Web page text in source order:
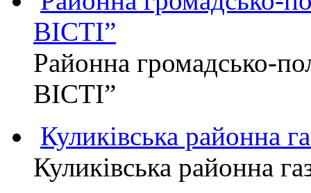
ВІСТІ”
Районна громадсько-
ВІСТІ”
Куликівська районна
Куликівська районна